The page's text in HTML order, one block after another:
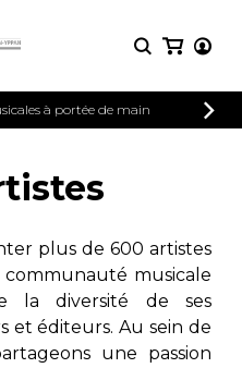
à portée de main
en
2 guitares
3 guitares
4 guitares
5 guitares et plus
Ensemble de
plus de 600 artistes
musicale
la diversité de ses
et éditeurs. Au sein de
une passion